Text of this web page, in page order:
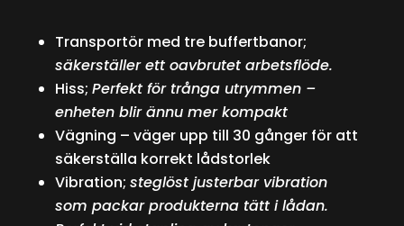
Transportör med tre buffertbanor;
säkerställer ett oavbrutet arbetsflöde.
Hiss; Perfekt för trånga utrymmen –
enheten blir ännu mer kompakt
Vägning – väger upp till 30 gånger för att
säkerställa korrekt lådstorlek
Vibration; steglöst justerbar vibration
som packar produkterna tätt i lådan.